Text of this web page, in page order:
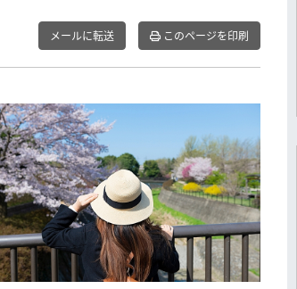
メールに転送 このページを印刷